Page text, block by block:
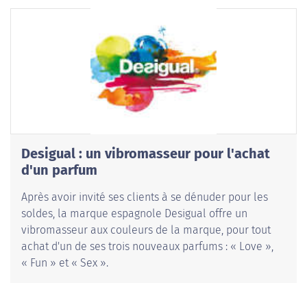
Desigual : un vibromasseur pour l'achat
d'un parfum
Après avoir invité ses clients à se dénuder pour les
soldes, la marque espagnole Desigual offre un
vibromasseur aux couleurs de la marque, pour tout
achat d'un de ses trois nouveaux parfums : « Love »,
« Fun » et « Sex ».